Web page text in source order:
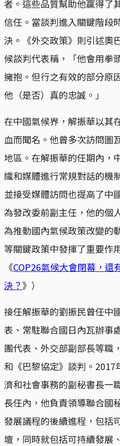
者。這些品質幫助他贏得了
信任。當談判進入關鍵階段
決。《外交政策》則引述奧
候談判代表稱，「他會用拳
擁抱。但行之有效的部分
他（是否）真的忠誠。」
在中國氣候界，解振華以其
血而聞名。他曾多次訪問圖
地區。在解振華的任期內，
織和媒體進行常規對話的機
並接受媒體訪問也提高了中
為發改委前副主任，他的個
為推動國內氣候政策改變的
等關鍵政策中發揮了重要作
《COP26氣候大會閉幕，還
決？》）
接任解振華的劉振民曾任中
表、常駐聯合國日內瓦辦事
團代表、外交部副部長等職
和《巴黎協定》談判。
濟和社會事務的副秘書長一
長任內，他負責領導聯合國
發展議程的後續進程，包括
壇，同時就包括可持續發展